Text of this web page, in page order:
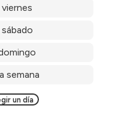
viernes
sábado
semana
un día